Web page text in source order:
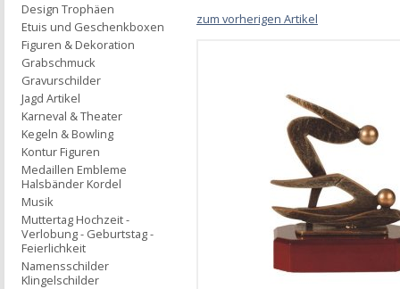
zum vorherigen Artikel
Design Trophäen
Etuis und Geschenkboxen
Figuren & Dekoration
Grabschmuck
Gravurschilder
Jagd Artikel
Karneval & Theater
Kegeln & Bowling
Kontur Figuren
Medaillen Embleme
Halsbänder Kordel
Musik
Muttertag Hochzeit -
Verlobung - Geburtstag -
Feierlichkeit
Namensschilder
Klingelschilder